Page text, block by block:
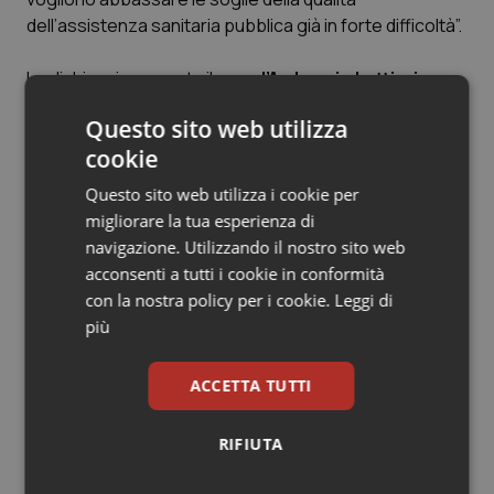
Oncologia & Nutrizione
Psoriasi & pelle
Quotidiano Cardiologia
Quotidiano Chirurgia
Quotidiano Pediatria
dell’assistenza sanitaria pubblica già in forte difficoltà”.
Lo dichiara in una nota il sen.d’Ambrosio Lettieri
Commissione Sanità del Senato.
Articoli correlati:
Manovra sanità. Siglata l’Intesa sui tagli da 2,352
mld per il 2015 e il 2016. Lorenzin: “Soddisfatta, si
lavora sulla produttività”
© Riproduzione riservata
Questo sito web utilizza
cookie
Questo sito web utilizza i cookie per
migliorare la tua esperienza di
navigazione. Utilizzando il nostro sito web
acconsenti a tutti i cookie in conformità
con la nostra policy per i cookie. Leggi di
più
ACCETTA TUTTI
RIFIUTA